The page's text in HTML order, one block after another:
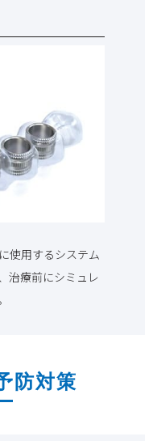
使用するシステム
治療前にシミュレ
防対策